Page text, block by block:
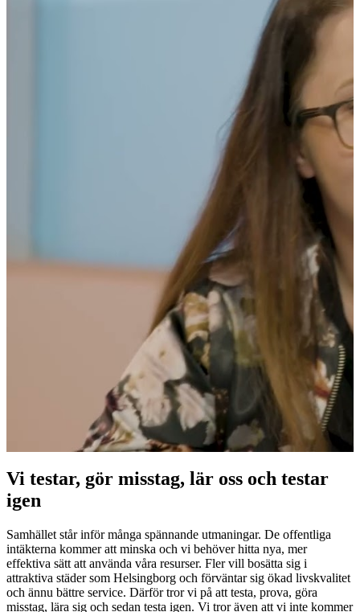
Vi testar, gör misstag, lär oss och testar
igen
Samhället står inför många spännande utmaningar. De offentliga
intäkterna kommer att minska och vi behöver hitta nya, mer
effektiva sätt att använda våra resurser. Fler vill bosätta sig i
attraktiva städer som Helsingborg och förväntar sig ökad livskvalitet
och ännu bättre service. Därför tror vi på att testa, prova, göra
misstag, lära sig och sedan testa igen. Vi tror även att vi inte kommer